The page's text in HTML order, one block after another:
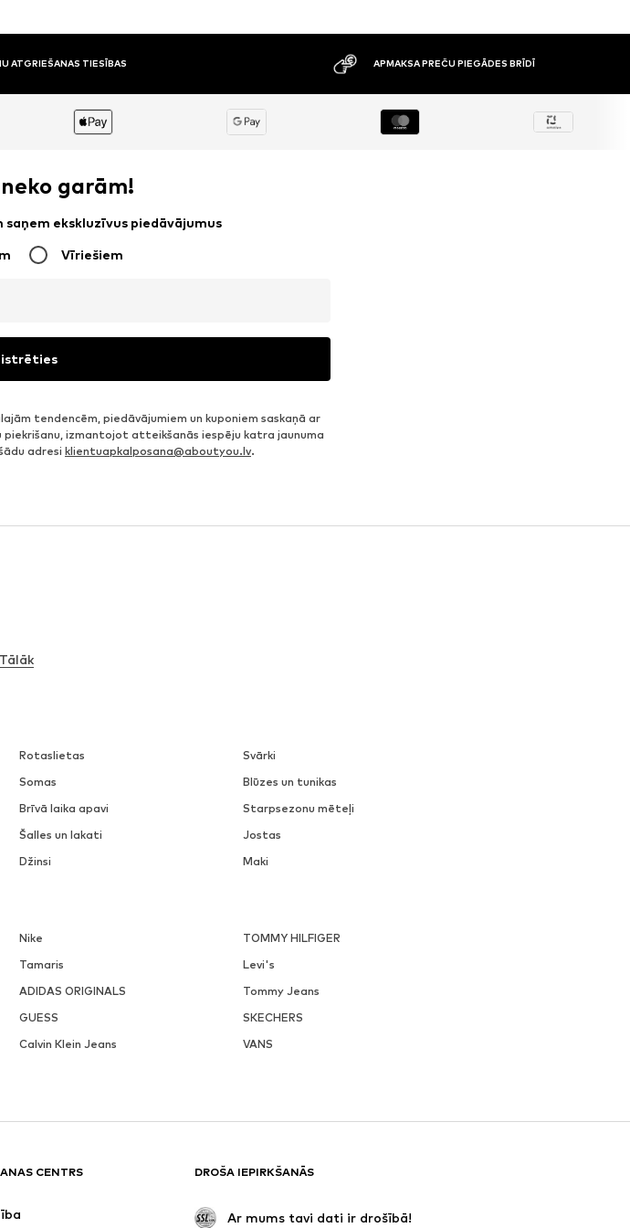
ATGRIEŠANAS TIESĪBAS APMAKSA PREČU PIEGĀDES BRĪDĪ
garām!
ekskluzīvus piedāvājumus
Vīriešiem
tendencēm, piedāvājumiem un kuponiem saskaņā ar
piekrišanu, izmantojot atteikšanās iespēju katra jaunuma
adresi klientuapkalposana@aboutyou.lv.
Rotaslietas
Svārki
Somas
Blūzes un tunikas
Brīvā laika apavi
Starpsezonu mēteļi
Šalles un lakati
Jostas
Džinsi Maki
Nike
TOMMY HILFIGER
Tamaris
Levi's
ADIDAS ORIGINALS
Tommy Jeans
GUESS
SKECHERS
Calvin Klein Jeans VANS
CENTRS DROŠA IEPIRKŠANĀS
Ar mums tavi dati ir drošībā!
Tālāk